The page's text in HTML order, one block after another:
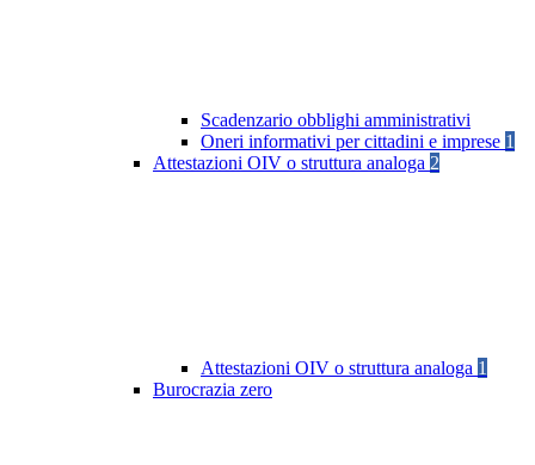
Scadenzario obblighi amministrativi
Oneri informativi per cittadini e imprese 1
Attestazioni OIV o struttura analoga 2
Attestazioni OIV o struttura analoga 1
Burocrazia zero